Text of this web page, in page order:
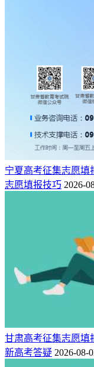
宁夏高考征集志愿填
志愿填报技巧 2026-
甘肃高考征集志愿填
新高考答疑 2026-08-